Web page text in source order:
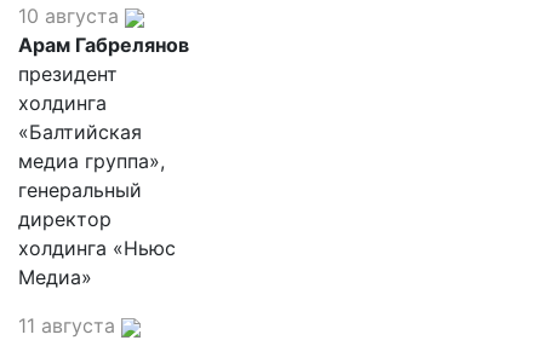
10 августа
Арам Габрелянов
президент
холдинга
«Балтийская
медиа группа»,
генеральный
директор
холдинга «Ньюс
Медиа»
11 августа